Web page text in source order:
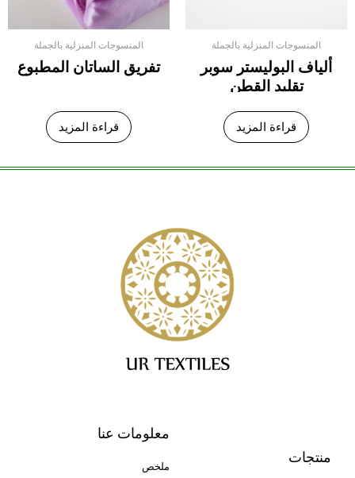
المنسوجات المنزلية بالجملة
ألياف البوليستر سوبر
تقليد القطن
قراءة المزيد
المنسوجات المنزلية بالجملة
تفريق الساتان المطبوع
قراءة المزيد
منتجات
معلومات عنا
ملخص